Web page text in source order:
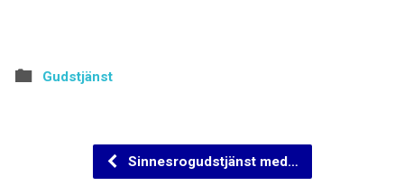
Gudstjänst
Sinnesrogudstjänst med…